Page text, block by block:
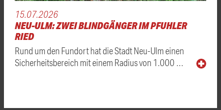
15.07.2026
NEU-ULM: ZWEI BLINDGÄNGER IM PFUHLER
RIED
Rund um den Fundort hat die Stadt Neu-Ulm einen
Sicherheitsbereich mit einem Radius von 1.000 …